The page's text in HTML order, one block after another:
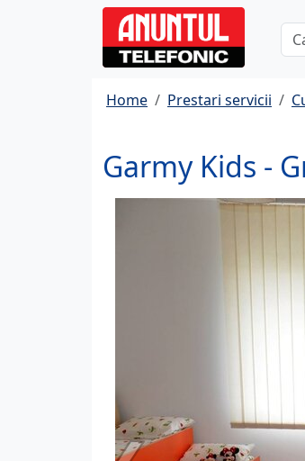
Home Prestari servicii
Garmy Kids -